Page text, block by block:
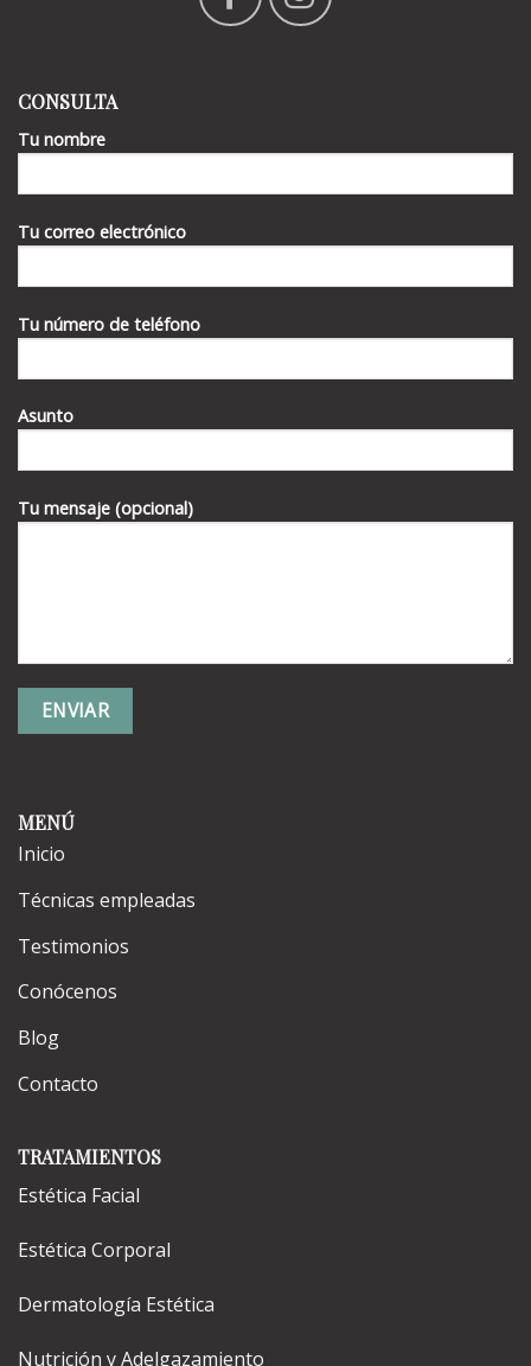
MENÚ
Inicio
Técnicas empleadas
Testimonios
Conócenos
Blog
Contacto
TRATAMIENTOS
Estética Facial
Estética Corporal
Dermatología Estética
Nutrición y Adelgazamiento
CONSULTA
Tu nombre
Tu correo electrónico
Tu número de teléfono
Asunto
Tu mensaje (opcional)